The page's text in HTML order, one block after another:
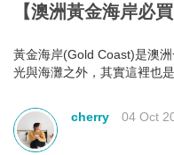
【澳洲黃金海岸必
黃金海岸(Gold Coast)是澳
光與海灘之外，其實這裡也
一下了！
cherry 04 Oct